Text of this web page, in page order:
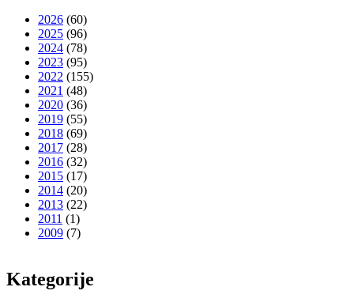
2026 (60)
2025 (96)
2024 (78)
2023 (95)
2022 (155)
2021 (48)
2020 (36)
2019 (55)
2018 (69)
2017 (28)
2016 (32)
2015 (17)
2014 (20)
2013 (22)
2011 (1)
2009 (7)
Kategorije